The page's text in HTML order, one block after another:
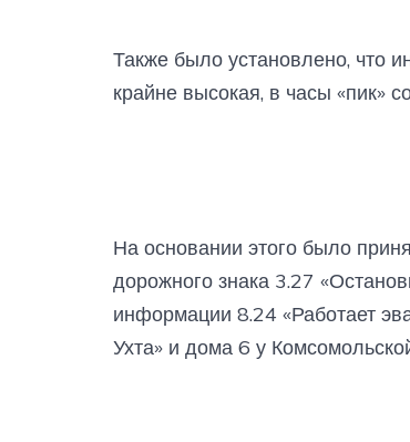
Также было установлено, что
крайне высокая, в часы «пик»
На основании этого было
дорожного знака 3.27
информации 8.24 «Работает
Ухта» и дома 6 у